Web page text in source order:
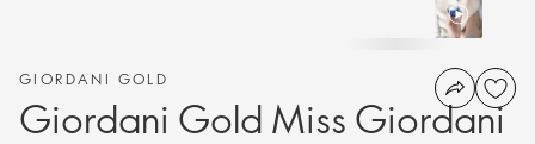
GIORDANI GOLD
Giordani Gold Miss Giordani